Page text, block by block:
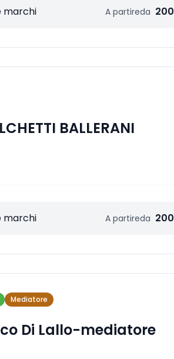
marchi A partireda 200
BALLERANI
marchi A partireda 200
Mediatore
Di Lallo-mediatore